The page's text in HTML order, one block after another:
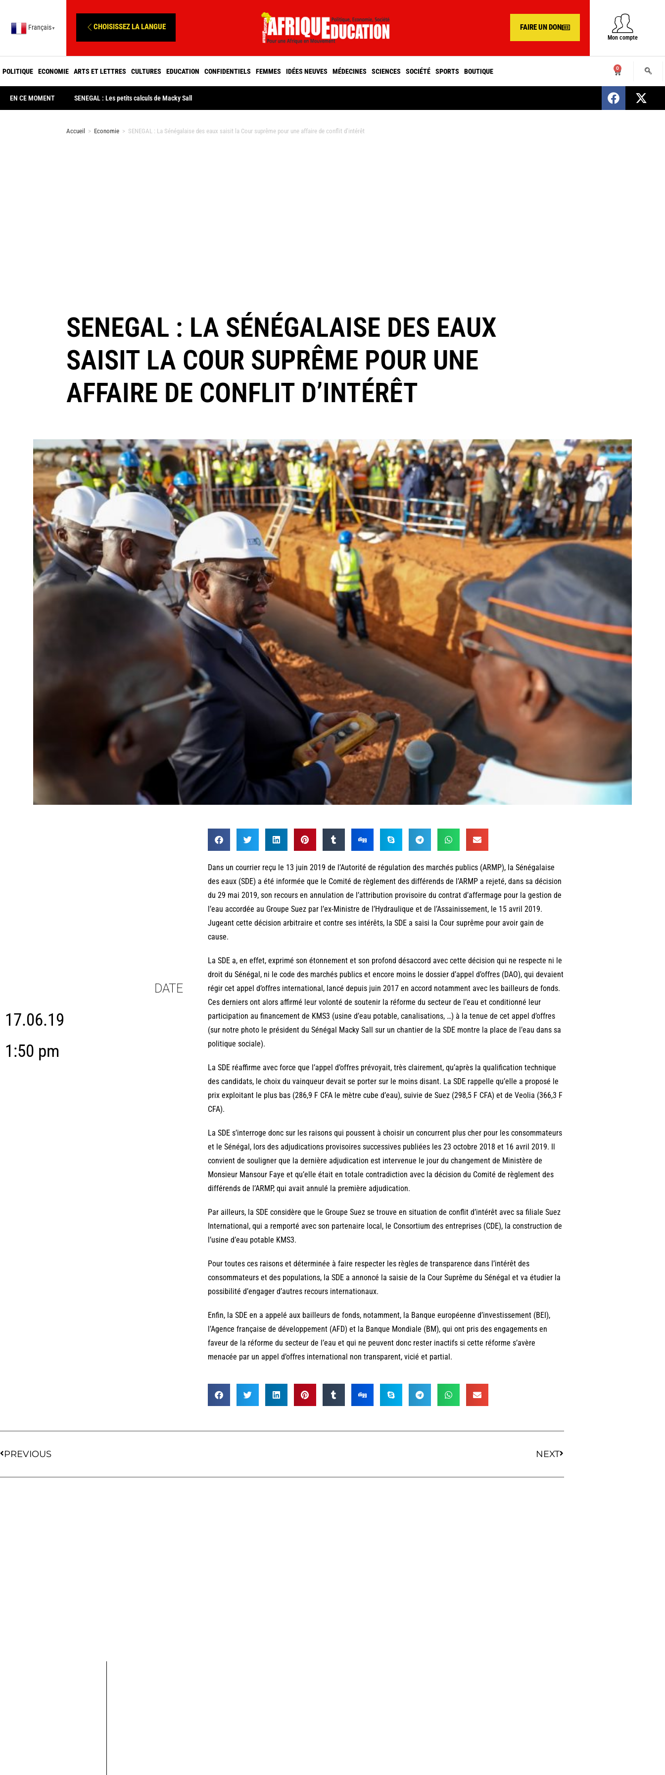
Français ▼ CHOISISSEZ LA LANGUE FAIRE UN DON
Mon compte
POLITIQUE ECONOMIE ARTS ET LETTRES CULTURES EDUCATION CONFIDENTIELS FEMMES IDÉES NEUVES MÉDECINES SCIENCES SOCIÉTÉ SPORTS BOUTIQUE 0
EN CE MOMENT SENEGAL : Les petits calculs de Macky Sall SENEGAL : Nomination d’un nouveau
Accueil > Economie > SENEGAL : La Sénégalaise des eaux saisit la Cour suprême pour une affaire de conflit d’intérêt
SENEGAL : LA SÉNÉGALAISE DES EAUX
SAISIT LA COUR SUPRÊME POUR UNE
AFFAIRE DE CONFLIT D’INTÉRÊT
DATE
17.06.19
1:50 pm
Dans un courrier reçu le 13 juin 2019 de l’Autorité de régulation des marchés publics (ARMP), la Sénégalaise
des eaux (SDE) a été informée que le Comité de règlement des différends de l’ARMP a rejeté, dans sa décision
du 29 mai 2019, son recours en annulation de l’attribution provisoire du contrat d’affermage pour la gestion de
l’eau accordée au Groupe Suez par l’ex-Ministre de l’Hydraulique et de l’Assainissement, le 15 avril 2019.
Jugeant cette décision arbitraire et contre ses intérêts, la SDE a saisi la Cour suprême pour avoir gain de
cause.
La SDE a, en effet, exprimé son étonnement et son profond désaccord avec cette décision qui ne respecte ni le
droit du Sénégal, ni le code des marchés publics et encore moins le dossier d’appel d’offres (DAO), qui devaient
régir cet appel d’offres international, lancé depuis juin 2017 en accord notamment avec les bailleurs de fonds.
Ces derniers ont alors affirmé leur volonté de soutenir la réforme du secteur de l’eau et conditionné leur
participation au financement de KMS3 (usine d’eau potable, canalisations, …) à la tenue de cet appel d’offres
(sur notre photo le président du Sénégal Macky Sall sur un chantier de la SDE montre la place de l’eau dans sa
politique sociale).
La SDE réaffirme avec force que l’appel d’offres prévoyait, très clairement, qu’après la qualification technique
des candidats, le choix du vainqueur devait se porter sur le moins disant. La SDE rappelle qu’elle a proposé le
prix exploitant le plus bas (286,9 F CFA le mètre cube d’eau), suivie de Suez (298,5 F CFA) et de Veolia (366,3 F
CFA).
La SDE s’interroge donc sur les raisons qui poussent à choisir un concurrent plus cher pour les consommateurs
et le Sénégal, lors des adjudications provisoires successives publiées les 23 octobre 2018 et 16 avril 2019. Il
convient de souligner que la dernière adjudication est intervenue le jour du changement de Ministère de
Monsieur Mansour Faye et qu’elle était en totale contradiction avec la décision du Comité de règlement des
différends de l’ARMP, qui avait annulé la première adjudication.
Par ailleurs, la SDE considère que le Groupe Suez se trouve en situation de conflit d’intérêt avec sa filiale Suez
International, qui a remporté avec son partenaire local, le Consortium des entreprises (CDE), la construction de
l’usine d’eau potable KMS3.
Pour toutes ces raisons et déterminée à faire respecter les règles de transparence dans l’intérêt des
consommateurs et des populations, la SDE a annoncé la saisie de la Cour Suprême du Sénégal et va étudier la
possibilité d’engager d’autres recours internationaux.
Enfin, la SDE en a appelé aux bailleurs de fonds, notamment, la Banque européenne d’investissement (BEI),
l’Agence française de développement (AFD) et la Banque Mondiale (BM), qui ont pris des engagements en
faveur de la réforme du secteur de l’eau et qui ne peuvent donc rester inactifs si cette réforme s’avère
menacée par un appel d’offres international non transparent, vicié et partial.
PREVIOUS NEXT